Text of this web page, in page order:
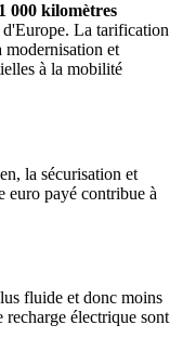
000 kilomètres
d'Europe. La tarification
modernisation et
à la mobilité
la sécurisation et
euro payé contribue à
fluide et donc moins
électrique sont